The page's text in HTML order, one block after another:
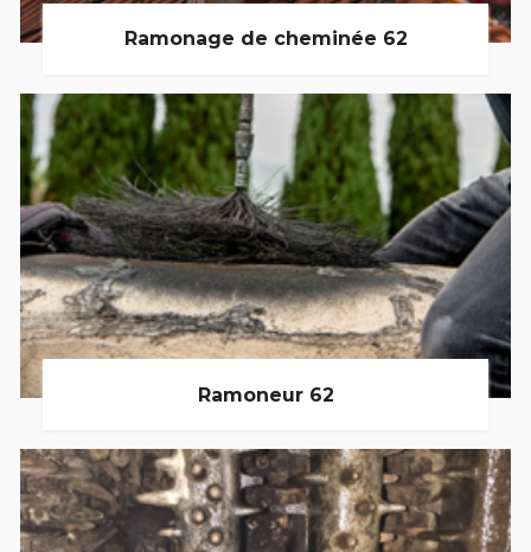
Ramonage de cheminée 62
Ramoneur 62